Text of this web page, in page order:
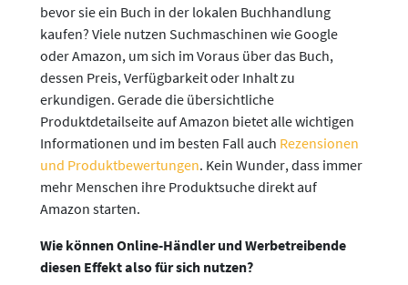
bevor sie ein Buch in der lokalen Buchhandlung
kaufen? Viele nutzen Suchmaschinen wie Google
oder Amazon, um sich im Voraus über das Buch,
dessen Preis, Verfügbarkeit oder Inhalt zu
erkundigen. Gerade die übersichtliche
Produktdetailseite auf Amazon bietet alle wichtigen
Informationen und im besten Fall auch Rezensionen
und Produktbewertungen. Kein Wunder, dass immer
mehr Menschen ihre Produktsuche direkt auf
Amazon starten.
Wie können Online-Händler und Werbetreibende
diesen Effekt also für sich nutzen?